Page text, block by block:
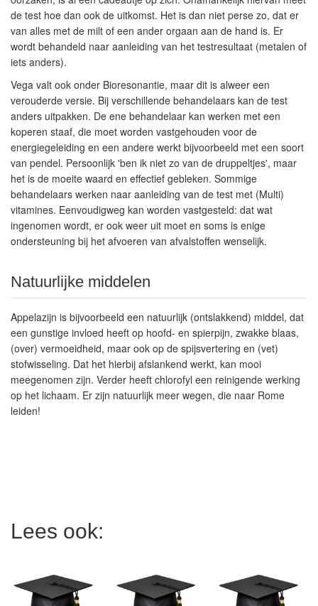
de test hoe dan ook de uitkomst. Het is dan niet perse zo, dat er
van alles met de milt of een ander orgaan aan de hand is. Er
wordt behandeld naar aanleiding van het testresultaat (metalen of
iets anders).
Vega valt ook onder Bioresonantie, maar dit is alweer een
verouderde versie. Bij verschillende behandelaars kan de test
anders uitpakken. De ene behandelaar kan werken met een
koperen staaf, die moet worden vastgehouden voor de
energiegeleiding en een andere werkt bijvoorbeeld met een soort
van pendel. Persoonlijk 'ben ik niet zo van de druppeltjes', maar
het is de moeite waard en effectief gebleken. Sommige
behandelaars werken naar aanleiding van de test met (Multi)
vitamines. Eenvoudigweg kan worden vastgesteld: dat wat
ingenomen wordt, er ook weer uit moet en soms is enige
ondersteuning bij het afvoeren van afvalstoffen wenselijk.
Natuurlijke middelen
Appelazijn is bijvoorbeeld een natuurlijk (ontslakkend) middel, dat
een gunstige invloed heeft op hoofd- en spierpijn, zwakke blaas,
(over) vermoeidheid, maar ook op de spijsvertering en (vet)
stofwisseling. Dat het hierbij afslankend werkt, kan mooi
meegenomen zijn. Verder heeft chlorofyl een reinigende werking
op het lichaam. Er zijn natuurlijk meer wegen, die naar Rome
leiden!
Lees ook: